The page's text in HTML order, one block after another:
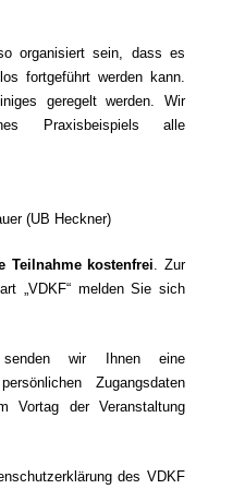
organisiert sein, dass es
fortgeführt werden kann.
geregelt werden. Wir
Praxisbeispiels alle
(UB Heckner)
Teilnahme kostenfrei. Zur
„VDKF“ melden Sie sich
senden wir Ihnen eine
Zugangsdaten
Vortag der Veranstaltung
des VDKF